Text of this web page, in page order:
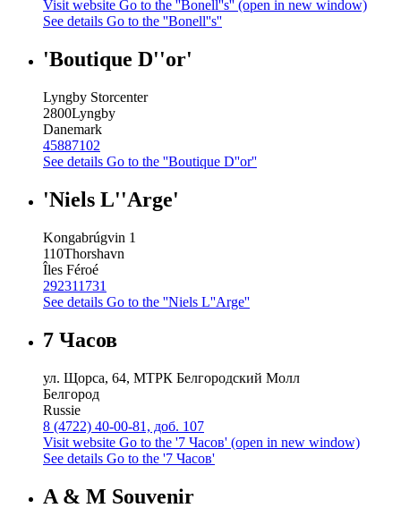
Visit website Go to the ''Bonell''s'' (open in new window)
See details Go to the ''Bonell''s''
'Boutique D''or'
Lyngby Storcenter
2800Lyngby
Danemark
45887102
See details Go to the ''Boutique D''or''
'Niels L''Arge'
Kongabrúgvin 1
110Thorshavn
Îles Féroé
292311731
See details Go to the ''Niels L''Arge''
7 Часов
ул. Щорса, 64, МТРК Белгородский Молл
Белгород
Russie
8 (4722) 40-00-81, доб. 107
Visit website Go to the '7 Часов' (open in new window)
See details Go to the '7 Часов'
A & M Souvenir